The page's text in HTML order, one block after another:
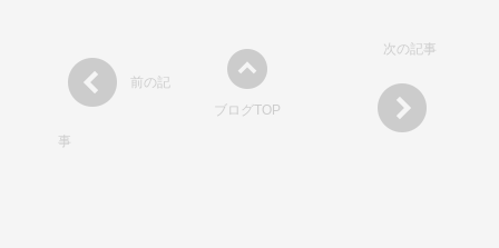
前の記
事
ブログTOP
次の記事